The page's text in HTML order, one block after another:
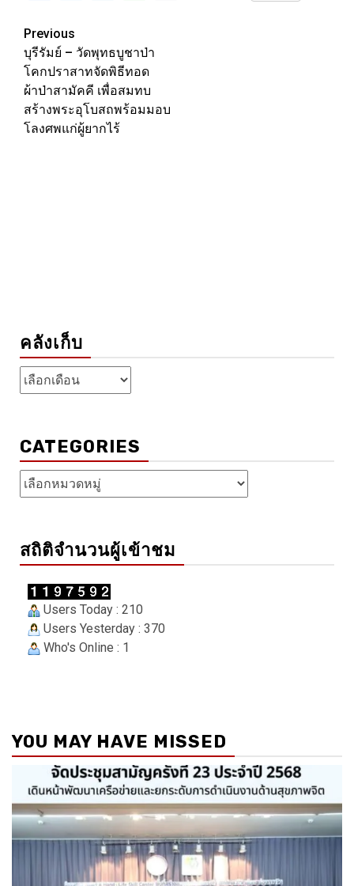
Post
navigation
Previous
บุรีรัมย์ – วัดพุทธบูชาป่า
โคกปราสาทจัดพิธีทอด
ผ้าป่าสามัคคี เพื่อสมทบ
สร้างพระอุโบสถพร้อมมอบ
โลงศพแก่ผู้ยากไร้
คลังเก็บ
คลัง
เก็บ
CATEGORIES
Categories
สถิติจำนวนผู้เข้าชม
Users Today : 210
Users Yesterday : 370
Who's Online : 1
YOU MAY HAVE MISSED